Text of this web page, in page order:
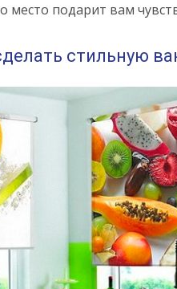
место подарит вам
стильную